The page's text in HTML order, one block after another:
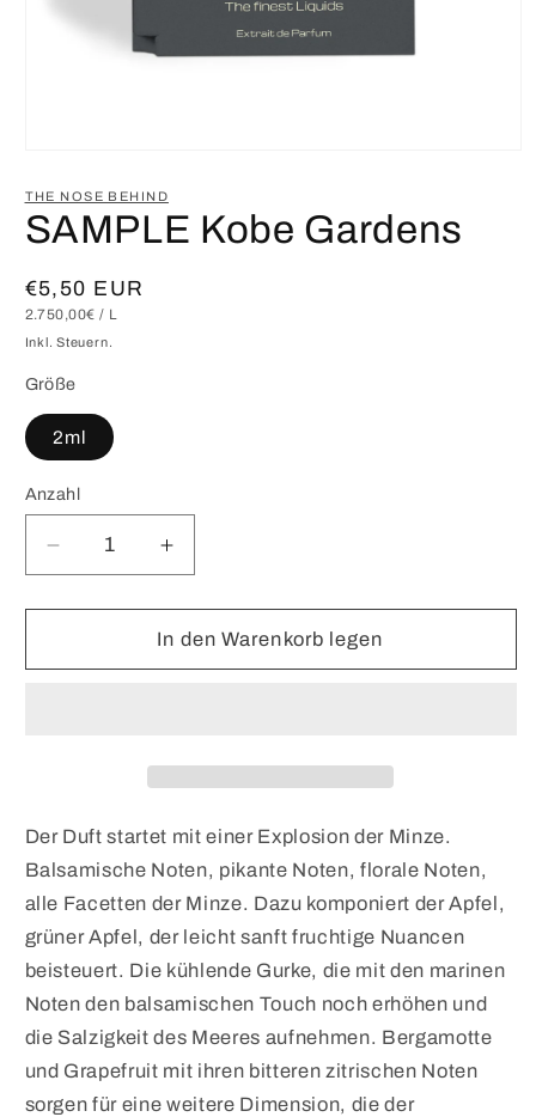
in
Modal
öffnen
THE NOSE BEHIND
SAMPLE Kobe Gardens
Normaler
Preis
€5,50 EUR
GRUNDPREIS
2.750,00€ / PRO
L
Inkl. Steuern.
Größe
2ml
Anzahl
Verringere
die
Menge
SAMPLE
Erhöhe
die
Menge
für
SAMPLE
In den Warenkorb legen
Der Duft startet mit einer Explosion der Minze.
Balsamische Noten, pikante Noten, florale Noten,
alle Facetten der Minze. Dazu komponiert der Apfel,
grüner Apfel, der leicht sanft fruchtige Nuancen
beisteuert. Die kühlende Gurke, die mit den marinen
Noten den balsamischen Touch noch erhöhen und
die Salzigkeit des Meeres aufnehmen. Bergamotte
und Grapefruit mit ihren bitteren zitrischen Noten
sorgen für eine weitere Dimension, die der